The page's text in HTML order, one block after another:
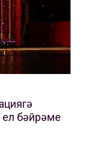
ел бәйрәме